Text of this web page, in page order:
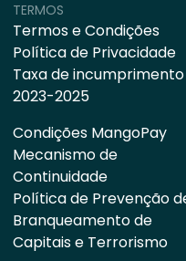
TERMOS
Termos e Condições
Política de Privacidade
Taxa de incumprimento
2023-2025
Condições MangoPay
Mecanismo de
Continuidade
Política de Prevenção
Branqueamento de
Capitais e Terrorismo